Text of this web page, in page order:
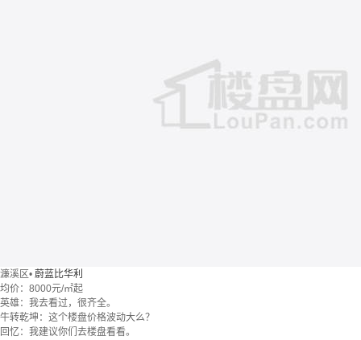
濂溪区• 蔚蓝比华利
均价： 8000元/㎡起
英雄：我去看过，很齐全。
牛转乾坤：这个楼盘价格波动大么？
回忆：我建议你们去楼盘看看。